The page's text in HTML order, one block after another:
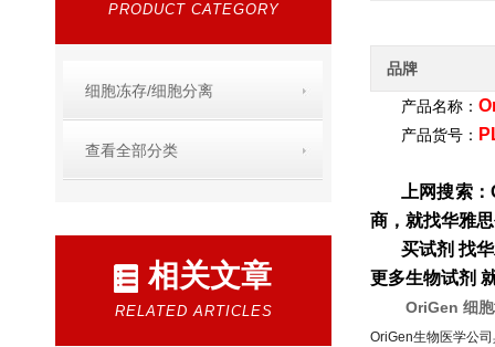
PRODUCT CATEGORY
细胞冻存/细胞分离
查看全部分类
相关文章
RELATED ARTICLES
品牌
产品名称：
产品货号：
上网搜索：
商，就找华雅
买试剂 找
更多生物试剂
OriGen 细
OriGen生物医学公